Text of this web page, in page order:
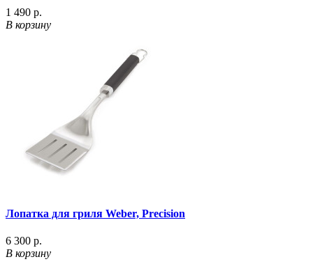
1 490 р.
В корзину
Лопатка для гриля Weber, Precision
6 300 р.
В корзину